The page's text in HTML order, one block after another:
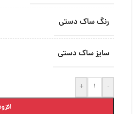
رنگ ساک دستی
سایز ساک دستی
-
+